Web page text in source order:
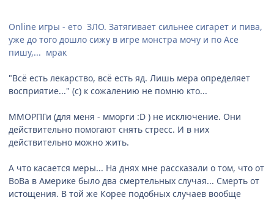
Online игры - ето ЗЛО. Затягивает сильнее сигарет и пива,
уже до того дошло сижу в игре монстра мочу и по Асе
пишу,... мрак
"Всё есть лекарство, всё есть яд. Лишь мера определяет
восприятие..." (с) к сожалению не помню кто...
ММОРПГи (для меня - мморги :D ) не исключение. Они
действительно помогают снять стресс. И в них
действительно можно жить.
А что касается меры... На днях мне рассказали о том, что от
ВоВа в Америке было два смертельных случая... Смерть от
истощения. В той же Корее подобных случаев вообще